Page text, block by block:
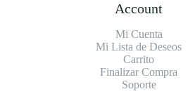
Account
Mi Cuenta
Mi Lista de Deseos
Carrito
Finalizar Compra
Soporte